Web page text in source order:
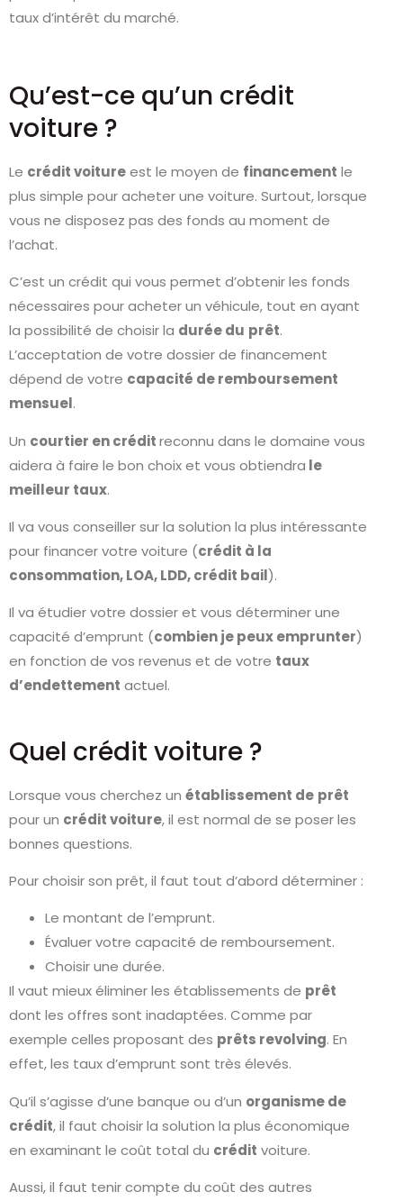
taux d’intérêt du marché.
Qu’est-ce qu’un crédit
voiture ?
Le crédit voitureest le moyen de financement le
plus simple pour acheter une voiture. Surtout, lorsque
vous ne disposez pas des fonds au moment de
l’achat.
C’est un crédit qui vous permet d’obtenir les fonds
nécessaires pour acheter un véhicule, tout en ayant
la possibilité de choisir la durée du prêt.
L’acceptation de votre dossier de financement
dépend de votre capacité de remboursement
mensuel.
Un courtier en créditreconnu dans le domaine vous
aidera à faire le bon choix et vous obtiendra le
meilleur taux.
Il va vous conseiller sur la solution la plus intéressante
pour financer votre voiture (crédit à la
consommation, LOA, LDD, crédit bail).
Il va étudier votre dossier et vous déterminer une
capacité d’emprunt (combien je peux emprunter)
en fonction de vos revenus et de votre taux
d’endettement actuel.
Quel crédit voiture ?
Lorsque vous cherchez un établissement de prêt
pour un crédit voiture, il est normal de se poser les
bonnes questions.
Pour choisir son prêt, il faut tout d’abord déterminer :
Le montant de l’emprunt.
Évaluer votre capacité de remboursement.
Choisir une durée.
Il vaut mieux éliminer les établissements de prêt
dont les offres sont inadaptées. Comme par
exemple celles proposant des prêts revolving. En
effet, les taux d’emprunt sont très élevés.
Qu’il s’agisse d’une banque ou d’un organisme de
crédit, il faut choisir la solution la plus économique
en examinant le coût total du crédit voiture.
Aussi, il faut tenir compte du coût des autres